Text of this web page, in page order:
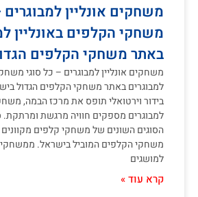
משחקים אונליין למבוגרים
משחקי הקלפים באונליין
באתר משחקי הקלפים
משחקים אונליין למבוגרים – כל סוגי
למבוגרים באתר משחקי הקלפים הגדול
בידור וירטואלי תופס את מרכז הבמה,
למבוגרים מספקים חוויה מרגשת ומרתקת.
הסוגים השונים של משחקי קלפים
משחקי הקלפים המוביל בישראל.
למושגים
קרא עוד »